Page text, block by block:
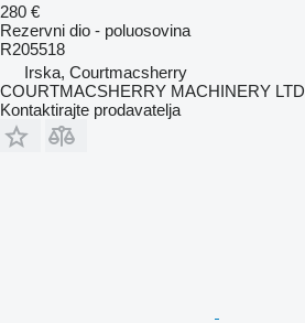
280 €
Rezervni dio - poluosovina
R205518
Irska, Courtmacsherry
COURTMACSHERRY MACHINERY LTD
Kontaktirajte prodavatelja